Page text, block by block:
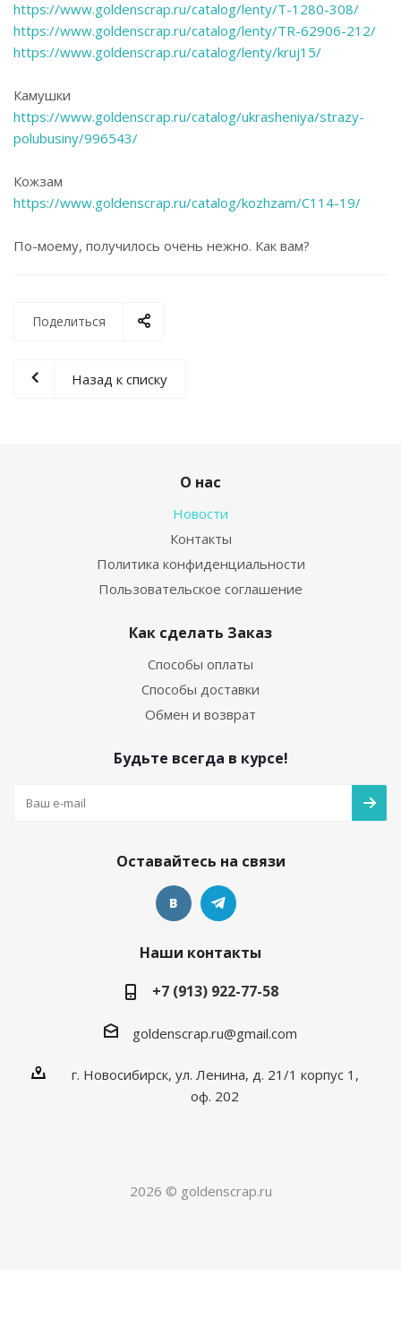
https://www.goldenscrap.ru/catalog/lenty/T-1280-308/
https://www.goldenscrap.ru/catalog/lenty/TR-62906-212/
https://www.goldenscrap.ru/catalog/lenty/kruj15/
Камушки
https://www.goldenscrap.ru/catalog/ukrasheniya/strazy-
polubusiny/996543/
Кожзам
https://www.goldenscrap.ru/catalog/kozhzam/C114-19/
По-моему, получилось очень нежно. Как вам?
Поделиться
Назад к списку
О нас
Новости
Контакты
Политика конфиденциальности
Пользовательское соглашение
Как сделать Заказ
Способы оплаты
Способы доставки
Обмен и возврат
Будьте всегда в курсе!
Оставайтесь на связи
Наши контакты
+7 (913) 922-77-58
goldenscrap.ru@gmail.com
г. Новосибирск, ул. Ленина, д. 21/1 корпус 1,
оф. 202
2026 © goldenscrap.ru